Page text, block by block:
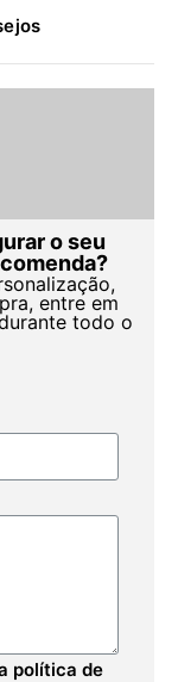
o seu
entre em
todo o
política de